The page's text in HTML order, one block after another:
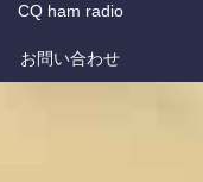
CQ ham radio
お問い合わせ